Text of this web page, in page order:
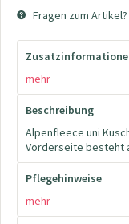
Fragen zum Artikel?
mehr
Beschreibung
Alpenfleece uni
Vorderseite besteht
Pflegehinweise
mehr